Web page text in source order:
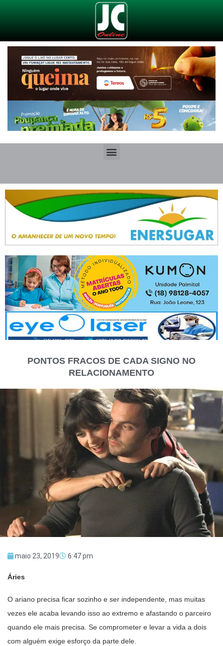
PONTOS FRACOS DE CADA SIGNO NO
RELACIONAMENTO
maio 23, 2019 6:47 pm
Áries
O ariano precisa ficar sozinho e ser independente, mas muitas
vezes ele acaba levando isso ao extremo e afastando o parceiro
quando ele mais precisa. Se comprometer e levar a vida a dois
com alguém exige esforço da parte dele.